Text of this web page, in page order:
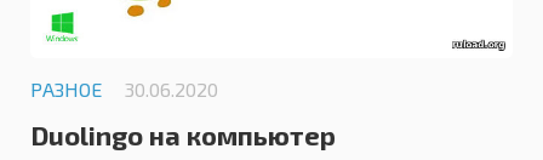
РАЗНОЕ 30.06.2020
Duolingo на компьютер